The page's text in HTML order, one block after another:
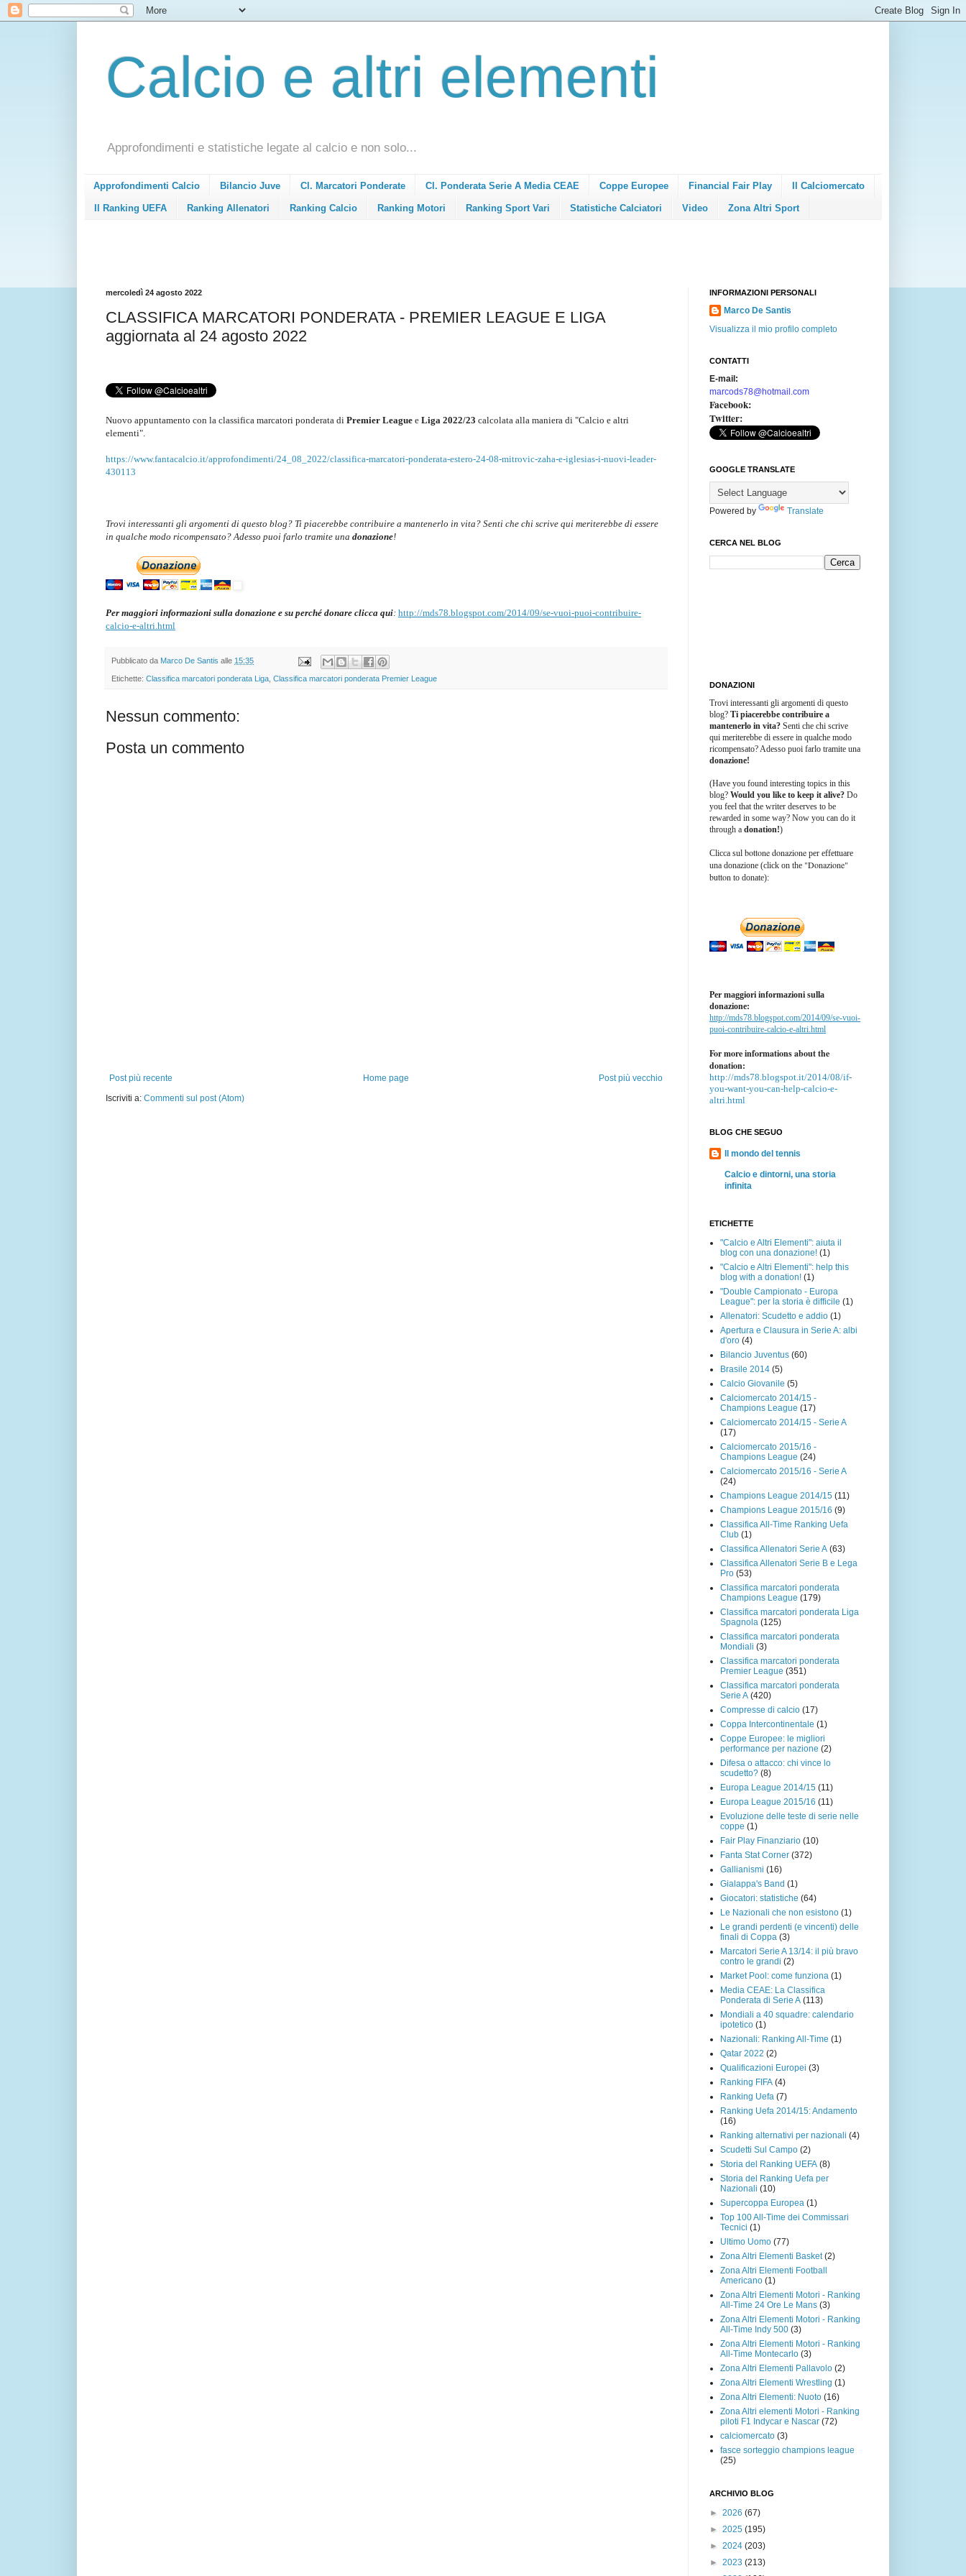
Calcio e altri elementi
Approfondimenti e statistiche legate al calcio e non solo...
Approfondimenti Calcio Bilancio Juve Cl. Marcatori Ponderate Cl. Ponderata Serie A Media CEAE Coppe Europee Financial Fair Play Il Calciomercato
Il Ranking UEFA Ranking Allenatori Ranking Calcio Ranking Motori Ranking Sport Vari Statistiche Calciatori Video Zona Altri Sport
mercoledì 24 agosto 2022
CLASSIFICA MARCATORI PONDERATA - PREMIER LEAGUE E LIGA
aggiornata al 24 agosto 2022
Nuovo appuntamento con la classifica marcatori ponderata di Premier League e Liga 2022/23 calcolata alla maniera di "Calcio e altri
elementi".
https://www.fantacalcio.it/approfondimenti/24_08_2022/classifica-marcatori-ponderata-estero-24-08-mitrovic-zaha-e-iglesias-i-nuovi-leader-
430113
Trovi interessanti gli argomenti di questo blog? Ti piacerebbe contribuire a mantenerlo in vita? Senti che chi scrive qui meriterebbe di essere
in qualche modo ricompensato? Adesso puoi farlo tramite una donazione!
Per maggiori informazioni sulla donazione e su perché donare clicca qui: http://mds78.blogspot.com/2014/09/se-vuoi-puoi-contribuire-
calcio-e-altri.html
Pubblicato da Marco De Santis alle 15:35
Etichette: Classifica marcatori ponderata Liga Classifica marcatori ponderata Premier League
Nessun commento:
Posta un commento
Post più recente Post più vecchio
Home page
Iscriviti a: Commenti sul post (Atom)
INFORMAZIONI PERSONALI
Marco De Santis
Visualizza il mio profilo completo
CONTATTI
E-mail:
marcods78@hotmail.com
Facebook:
Twitter:
GOOGLE TRANSLATE
Powered by Translate
CERCA NEL BLOG
DONAZIONI
Trovi interessanti gli argomenti di questo
blog? Ti piacerebbe contribuire a
mantenerlo in vita? Senti che chi scrive
qui meriterebbe di essere in qualche modo
ricompensato? Adesso puoi farlo tramite una
donazione!
(Have you found interesting topics in this
blog? Would you like to keep it alive? Do
you feel that the writer deserves to be
rewarded in some way? Now you can do it
through a donation!)
Clicca sul bottone donazione per effettuare
una donazione (click on the "Donazione"
button to donate):
Per maggiori informazioni sulla
donazione:
http://mds78.blogspot.com/2014/09/se-vuoi-
puoi-contribuire-calcio-e-altri.html
For more informations about the
donation:
http://mds78.blogspot.it/2014/08/if-
you-want-you-can-help-calcio-e-
altri.html
BLOG CHE SEGUO
Il mondo del tennis
Calcio e dintorni, una storia
infinita
ETICHETTE
"Calcio e Altri Elementi": aiuta il
blog con una donazione! (1)
"Calcio e Altri Elementi": help this
blog with a donation! (1)
"Double Campionato - Europa
League": per la storia è difficile (1)
Allenatori: Scudetto e addio (1)
Apertura e Clausura in Serie A: albi
d'oro (4)
Bilancio Juventus (60)
Brasile 2014 (5)
Calcio Giovanile (5)
Calciomercato 2014/15 -
Champions League (17)
Calciomercato 2014/15 - Serie A
(17)
Calciomercato 2015/16 -
Champions League (24)
Calciomercato 2015/16 - Serie A
(24)
Champions League 2014/15 (11)
Champions League 2015/16 (9)
Classifica All-Time Ranking Uefa
Club (1)
Classifica Allenatori Serie A (63)
Classifica Allenatori Serie B e Lega
Pro (53)
Classifica marcatori ponderata
Champions League (179)
Classifica marcatori ponderata Liga
Spagnola (125)
Classifica marcatori ponderata
Mondiali (3)
Classifica marcatori ponderata
Premier League (351)
Classifica marcatori ponderata
Serie A (420)
Compresse di calcio (17)
Coppa Intercontinentale (1)
Coppe Europee: le migliori
performance per nazione (2)
Difesa o attacco: chi vince lo
scudetto? (8)
Europa League 2014/15 (11)
Europa League 2015/16 (11)
Evoluzione delle teste di serie nelle
coppe (1)
Fair Play Finanziario (10)
Fanta Stat Corner (372)
Gallianismi (16)
Gialappa's Band (1)
Giocatori: statistiche (64)
Le Nazionali che non esistono (1)
Le grandi perdenti (e vincenti) delle
finali di Coppa (3)
Marcatori Serie A 13/14: il più bravo
contro le grandi (2)
Market Pool: come funziona (1)
Media CEAE: La Classifica
Ponderata di Serie A (113)
Mondiali a 40 squadre: calendario
ipotetico (1)
Nazionali: Ranking All-Time (1)
Qatar 2022 (2)
Qualificazioni Europei (3)
Ranking FIFA (4)
Ranking Uefa (7)
Ranking Uefa 2014/15: Andamento
(16)
Ranking alternativi per nazionali (4)
Scudetti Sul Campo (2)
Storia del Ranking UEFA (8)
Storia del Ranking Uefa per
Nazionali (10)
Supercoppa Europea (1)
Top 100 All-Time dei Commissari
Tecnici (1)
Ultimo Uomo (77)
Zona Altri Elementi Basket (2)
Zona Altri Elementi Football
Americano (1)
Zona Altri Elementi Motori - Ranking
All-Time 24 Ore Le Mans (3)
Zona Altri Elementi Motori - Ranking
All-Time Indy 500 (3)
Zona Altri Elementi Motori - Ranking
All-Time Montecarlo (3)
Zona Altri Elementi Pallavolo (2)
Zona Altri Elementi Wrestling (1)
Zona Altri Elementi: Nuoto (16)
Zona Altri elementi Motori - Ranking
piloti F1 Indycar e Nascar (72)
calciomercato (3)
fasce sorteggio champions league
(25)
ARCHIVIO BLOG
► 2026 (67)
► 2025 (195)
► 2024 (203)
► 2023 (213)